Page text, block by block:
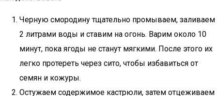
Черную смородину тщательно промываем, заливаем
2 литрами воды и ставим на огонь. Варим около 10
минут, пока ягоды не станут мягкими. После этого их
легко протереть через сито, чтобы избавиться от
семян и кожуры.
Остужаем содержимое кастрюли, затем отцеживаем